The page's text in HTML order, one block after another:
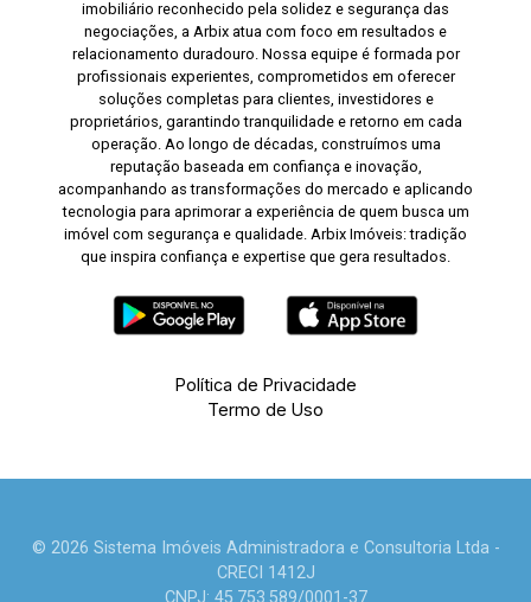
imobiliário reconhecido pela solidez e segurança das
negociações, a Arbix atua com foco em resultados e
relacionamento duradouro. Nossa equipe é formada por
profissionais experientes, comprometidos em oferecer
soluções completas para clientes, investidores e
proprietários, garantindo tranquilidade e retorno em cada
operação. Ao longo de décadas, construímos uma
reputação baseada em confiança e inovação,
acompanhando as transformações do mercado e aplicando
tecnologia para aprimorar a experiência de quem busca um
imóvel com segurança e qualidade. Arbix Imóveis: tradição
que inspira confiança e expertise que gera resultados.
Política de Privacidade
Termo de Uso
© 2026 Sistema Imóveis Administradora e Consultoria Ltda -
CRECI 1412J
CNPJ: 45.753.589/0001-37